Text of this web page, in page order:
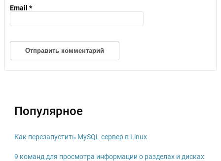
Email *
Популярное
Как перезапустить MySQL сервер в Linux
9 команд для просмотра информации о разделах и дисках